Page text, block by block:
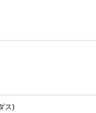
ス)